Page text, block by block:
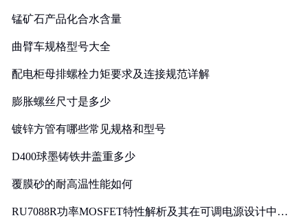
锰矿石产品化合水含量
曲臂车规格型号大全
配电柜母排螺栓力矩要求及连接规范详解
膨胀螺丝尺寸是多少
镀锌方管有哪些常见规格和型号
D400球墨铸铁井盖重多少
覆膜砂的耐高温性能如何
RU7088R功率MOSFET特性解析及其在可调电源设计中的